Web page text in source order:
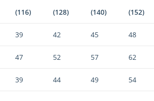
(116) (128) (140) (152)
39 42 45 48
47 52 57 62
39 44 49 54